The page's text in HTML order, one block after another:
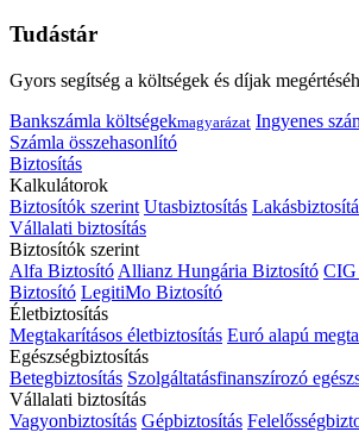
Tudástár
Gyors segítség a költségek és díjak
Bankszámla költségekmagyarázat Ingyenes
Számla összehasonlító
Biztosítás
Kalkulátorok
Biztosítók szerint Utasbiztosítás
Vállalati biztosítás
Biztosítók szerint
Alfa Biztosító Allianz Hungária Biztosító CIG
Biztosító LegitiMo Biztosító
Életbiztosítás
Megtakarításos életbiztosítás Euró alapú
Egészségbiztosítás
Betegbiztosítás Szolgáltatásfinanszírozó
Vállalati biztosítás
Vagyonbiztosítás Gépbiztosítás